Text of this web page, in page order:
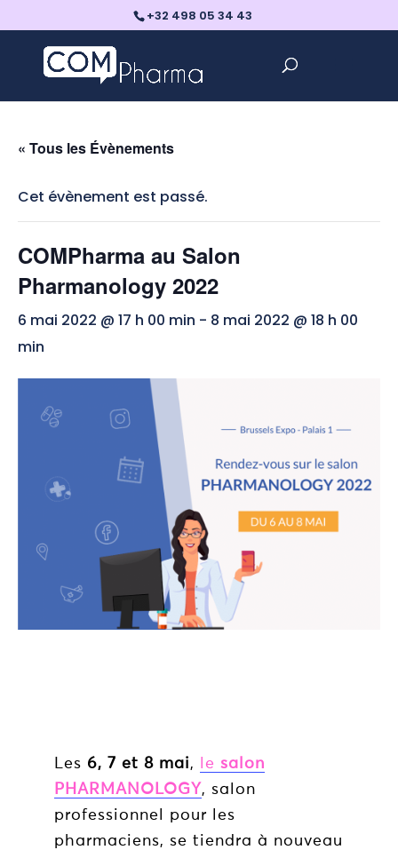
+32 498 05 34 43
« Tous les Évènements
Cet évènement est passé.
COMPharma au Salon
Pharmanology 2022
6 mai 2022 @ 17 h 00 min - 8 mai 2022 @ 18 h 00
min
Les 6, 7 et 8 mai, le salon
PHARMANOLOGY, salon
professionnel pour les
pharmaciens, se tiendra à nouveau